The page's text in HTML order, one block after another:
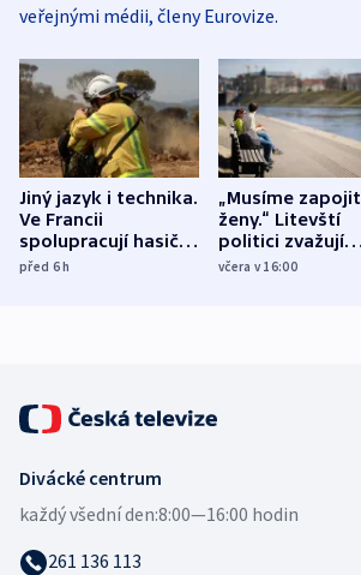
veřejnými médii, členy Eurovize.
Jiný jazyk i technika.
Ve Francii
spolupracují hasiči z
různých zemí
před 6h
„Musíme zapojit
ženy.“ Litevští
politici zvažují
dohodu o
včera v 16:00
Divácké centrum
každý všední den:8:00—16:00 hodin
261 136 113